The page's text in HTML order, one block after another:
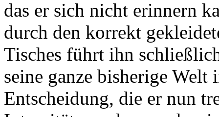
das er sich nicht erinnern
durch den korrekt
Tisches führt ihn
seine ganze bisherige
Entscheidung, die er nun